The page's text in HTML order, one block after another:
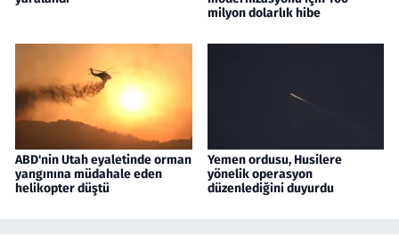
milyon dolarlık hibe
ABD'nin Utah eyaletinde orman
yangınına müdahale eden
helikopter düştü
Yemen ordusu, Husilere
yönelik operasyon
düzenlediğini duyurdu